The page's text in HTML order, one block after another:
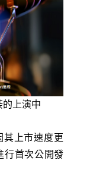
的上演中
上市速度更
行首次公開發